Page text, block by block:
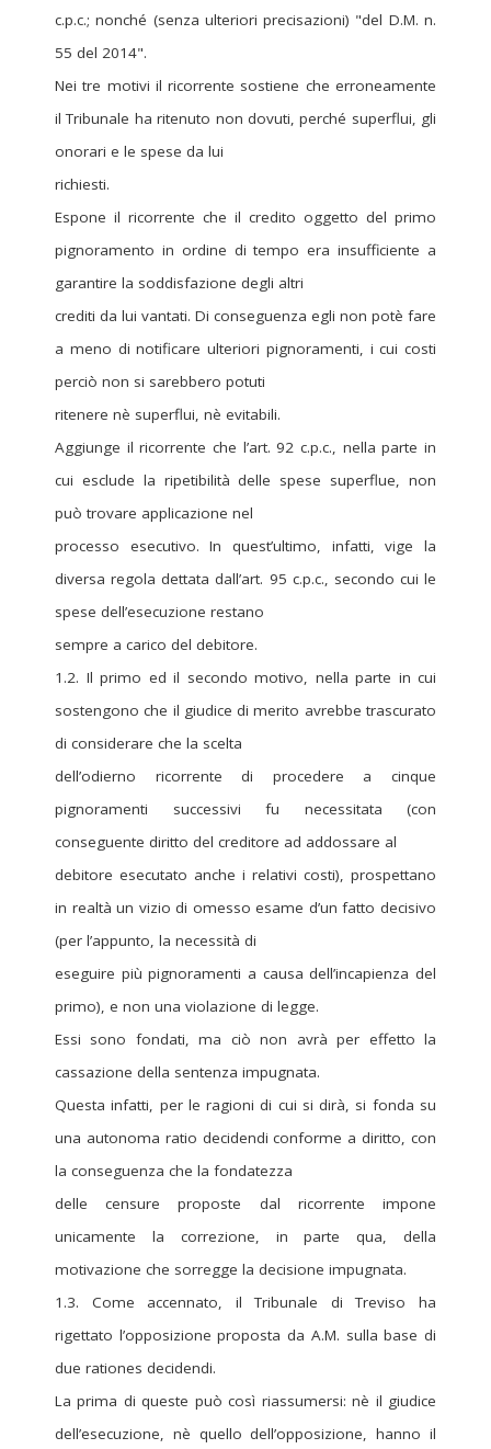
c.p.c.; nonché (senza ulteriori precisazioni) "del D.M. n.
55 del 2014".
Nei tre motivi il ricorrente sostiene che erroneamente
il Tribunale ha ritenuto non dovuti, perché superflui, gli
onorari e le spese da lui
richiesti.
Espone il ricorrente che il credito oggetto del primo
pignoramento in ordine di tempo era insufficiente a
garantire la soddisfazione degli altri
crediti da lui vantati. Di conseguenza egli non potè fare
a meno di notificare ulteriori pignoramenti, i cui costi
perciò non si sarebbero potuti
ritenere nè superflui, nè evitabili.
Aggiunge il ricorrente che l’art. 92 c.p.c., nella parte in
cui esclude la ripetibilità delle spese superflue, non
può trovare applicazione nel
processo esecutivo. In quest’ultimo, infatti, vige la
diversa regola dettata dall’art. 95 c.p.c., secondo cui le
spese dell’esecuzione restano
sempre a carico del debitore.
1.2. Il primo ed il secondo motivo, nella parte in cui
sostengono che il giudice di merito avrebbe trascurato
di considerare che la scelta
dell’odierno ricorrente di procedere a cinque
pignoramenti successivi fu necessitata (con
conseguente diritto del creditore ad addossare al
debitore esecutato anche i relativi costi), prospettano
in realtà un vizio di omesso esame d’un fatto decisivo
(per l’appunto, la necessità di
eseguire più pignoramenti a causa dell’incapienza del
primo), e non una violazione di legge.
Essi sono fondati, ma ciò non avrà per effetto la
cassazione della sentenza impugnata.
Questa infatti, per le ragioni di cui si dirà, si fonda su
una autonoma ratio decidendi conforme a diritto, con
la conseguenza che la fondatezza
delle censure proposte dal ricorrente impone
unicamente la correzione, in parte qua, della
motivazione che sorregge la decisione impugnata.
1.3. Come accennato, il Tribunale di Treviso ha
rigettato l’opposizione proposta da A.M. sulla base di
due rationes decidendi.
La prima di queste può così riassumersi: nè il giudice
dell’esecuzione, nè quello dell’opposizione, hanno il